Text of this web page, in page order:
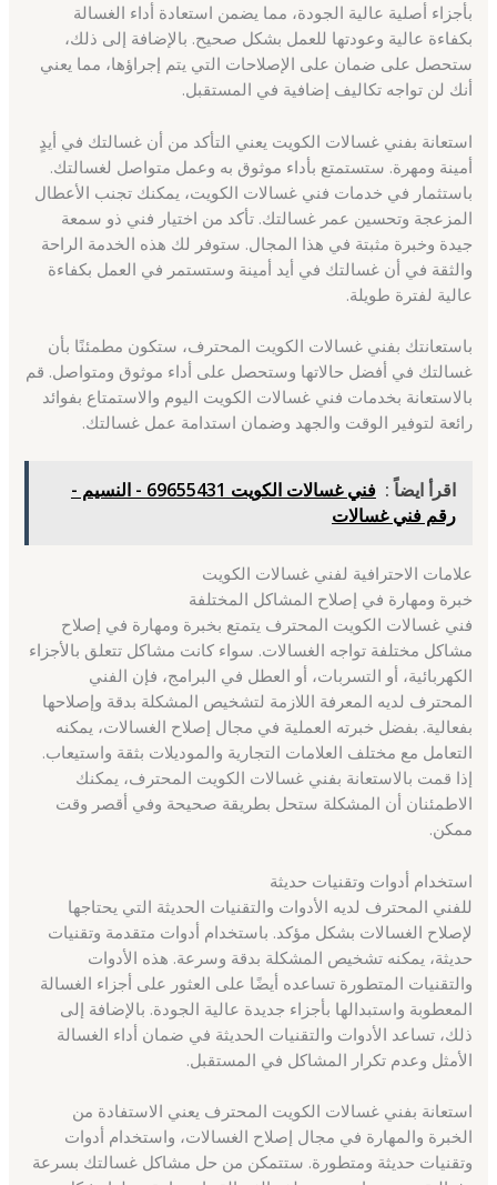
بأجزاء أصلية عالية الجودة، مما يضمن استعادة أداء الغسالة
بكفاءة عالية وعودتها للعمل بشكل صحيح. بالإضافة إلى ذلك،
ستحصل على ضمان على الإصلاحات التي يتم إجراؤها، مما يعني
أنك لن تواجه تكاليف إضافية في المستقبل.
استعانة بفني غسالات الكويت يعني التأكد من أن غسالتك في أيدٍ
أمينة ومهرة. ستستمتع بأداء موثوق به وعمل متواصل لغسالتك.
باستثمار في خدمات فني غسالات الكويت، يمكنك تجنب الأعطال
المزعجة وتحسين عمر غسالتك. تأكد من اختيار فني ذو سمعة
جيدة وخبرة مثبتة في هذا المجال. ستوفر لك هذه الخدمة الراحة
والثقة في أن غسالتك في أيد أمينة وستستمر في العمل بكفاءة
عالية لفترة طويلة.
باستعانتك بفني غسالات الكويت المحترف، ستكون مطمئنًا بأن
غسالتك في أفضل حالاتها وستحصل على أداء موثوق ومتواصل. قم
بالاستعانة بخدمات فني غسالات الكويت اليوم والاستمتاع بفوائد
رائعة لتوفير الوقت والجهد وضمان استدامة عمل غسالتك.
اقرأ ايضاً :
فني غسالات الكويت 69655431 - النسيم -
رقم فني غسالات
علامات الاحترافية لفني غسالات الكويت
خبرة ومهارة في إصلاح المشاكل المختلفة
فني غسالات الكويت المحترف يتمتع بخبرة ومهارة في إصلاح
مشاكل مختلفة تواجه الغسالات. سواء كانت مشاكل تتعلق بالأجزاء
الكهربائية، أو التسربات، أو العطل في البرامج، فإن الفني
المحترف لديه المعرفة اللازمة لتشخيص المشكلة بدقة وإصلاحها
بفعالية. بفضل خبرته العملية في مجال إصلاح الغسالات، يمكنه
التعامل مع مختلف العلامات التجارية والموديلات بثقة واستيعاب.
إذا قمت بالاستعانة بفني غسالات الكويت المحترف، يمكنك
الاطمئنان أن المشكلة ستحل بطريقة صحيحة وفي أقصر وقت
ممكن.
استخدام أدوات وتقنيات حديثة
للفني المحترف لديه الأدوات والتقنيات الحديثة التي يحتاجها
لإصلاح الغسالات بشكل مؤكد. باستخدام أدوات متقدمة وتقنيات
حديثة، يمكنه تشخيص المشكلة بدقة وسرعة. هذه الأدوات
والتقنيات المتطورة تساعده أيضًا على العثور على أجزاء الغسالة
المعطوبة واستبدالها بأجزاء جديدة عالية الجودة. بالإضافة إلى
ذلك، تساعد الأدوات والتقنيات الحديثة في ضمان أداء الغسالة
الأمثل وعدم تكرار المشاكل في المستقبل.
استعانة بفني غسالات الكويت المحترف يعني الاستفادة من
الخبرة والمهارة في مجال إصلاح الغسالات، واستخدام أدوات
وتقنيات حديثة ومتطورة. ستتمكن من حل مشاكل غسالتك بسرعة